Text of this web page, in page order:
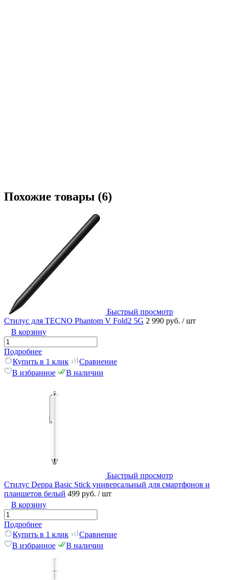
Похожие товары (6)
Быстрый просмотр
Стилус для TECNO Phantom V Fold2 5G 2 990 руб. / шт
В корзину
Подробнее
Купить в 1 клик
Сравнение
В избранное
В наличии
Быстрый просмотр
Стилус Deppa Basic Stick универсальный для смартфонов и
планшетов белый 499 руб. / шт
В корзину
Подробнее
Купить в 1 клик
Сравнение
В избранное
В наличии